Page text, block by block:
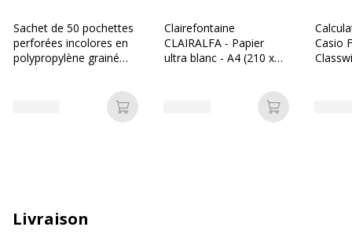
Sachet de 50 pochettes
perforées incolores en
polypropylène grainé
Ajouter au panier
Clairefontaine
CLAIRALFA - Papier
ultra blanc - A4 (210 x
Ajouter au
Casio
Livraison